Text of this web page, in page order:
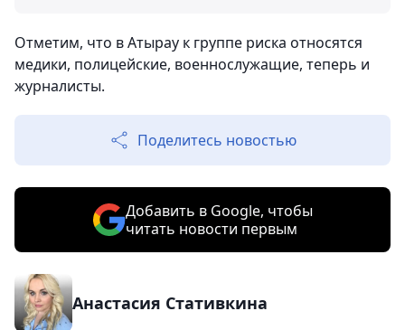
Отметим, что в Атырау к группе риска относятся
медики, полицейские, военнослужащие, теперь и
журналисты.
Поделитесь новостью
Добавить в Google, чтобы
читать новости первым
Анастасия Стативкина